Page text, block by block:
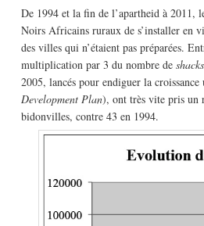
De 1994 et la fin de l’apartheid à 2011,
Noirs Africains ruraux de s’installer en
des villes qui n’étaient pas préparées.
multiplication par 3 du nombre de shacks
2005, lancés pour endiguer la
Development Plan), ont très vite pris un
bidonvilles, contre 43 en 1994.